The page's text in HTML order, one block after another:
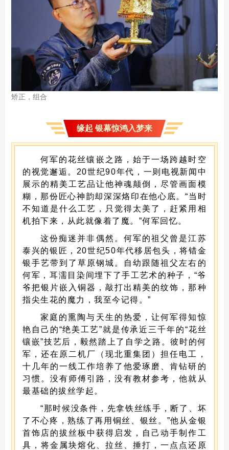
矫正，组合
缘起 银幕惊鸿入梦来
何军的花丝镶嵌之路，始于一场跨越时空
的视觉邂逅。20世纪90年代，一则电视新闻中
展示的精美工艺品让他神魂颠倒，尽管画面模
糊，那份匠心神韵却深深烙印在他心底。“当时
不知道是什么工艺，只觉得太美了，赶紧用相
机拍下来，从此就像着了魔。”何军回忆。
这份痴迷并非偶然。何军的祖父曾是江苏
泰兴的银匠，20世纪50年代移居包头，将错金
银手艺带到了草原钢城。自幼跟随祖父左右的
何军，耳濡目染间埋下了手工艺术的种子，“爷
爷把银片嵌入铜器，敲打出精美的纹饰，那种
指尖生花的魔力，我至今记得。”
家庭的熏陶与天生的热爱，让何军得知惊
艳自己的“绝美工艺”就是传承近三千年的“花丝
镶嵌”技艺后，毅然踏上了自学之路。彼时的何
军，还在原二机厂（现北重集团）担任电工，
十几年的一线工作培养了他爱琢磨、肯钻研的
习惯。没有师傅引路，没有教材参考，他就从
最基础的拔丝学起。
“那时候没条件，先拿铁丝练手，断了、坏
了不心疼，熟练了再用铜丝、银丝。”他从金银
首饰店的拔丝板中获得启发，自己动手制作工
具，将金属块熔化、拉丝、捶打，一点点还原